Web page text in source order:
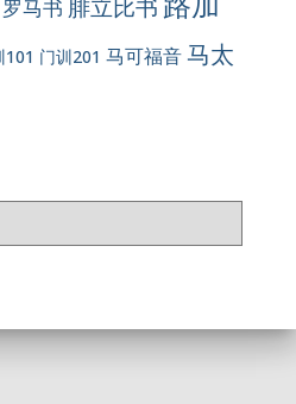
罗马书 腓立比书
101 门训201 马可福音马太